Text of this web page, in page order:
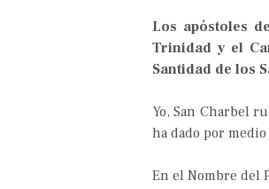
Los apóstoles
Trinidad y el
Santidad de los
Yo, San Charbel
ha dado por
En el Nombre del